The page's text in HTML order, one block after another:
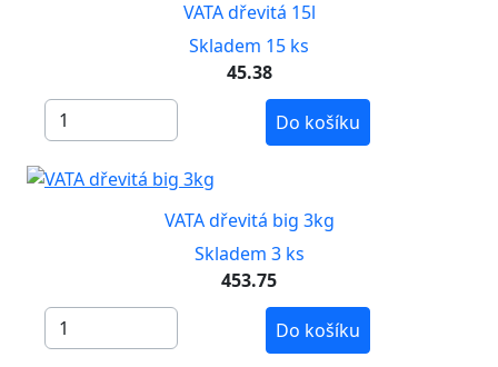
VATA dřevitá 15l
Skladem 15 ks
45.38
Do košíku
VATA dřevitá big 3kg
Skladem 3 ks
453.75
Do košíku